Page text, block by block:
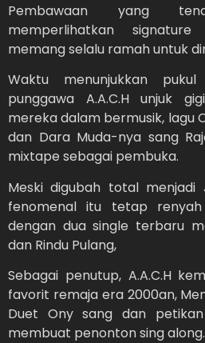
Pembawaan yang
memperlihatkan signature
memang selalu ramah untuk
Waktu menunjukkan
punggawa A.A.C.H unjuk
mereka dalam bermusik, lagu
dan Dara Muda-nya sang
mixtape sebagai pembuka.
Meski digubah total menjadi
fenomenal itu tetap renyah
dengan dua single terbaru
dan Rindu Pulang,
Sebagai penutup, A.A.C.H
favorit remaja era 2000an,
Duet Ony sang dan
membuat penonton sing along.